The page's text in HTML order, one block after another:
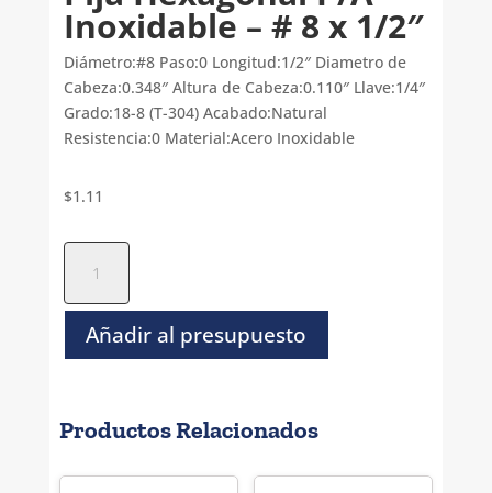
Inoxidable – # 8 x 1/2″
Diámetro:#8 Paso:0 Longitud:1/2″ Diametro de
Cabeza:0.348″ Altura de Cabeza:0.110″ Llave:1/4″
Grado:18-8 (T-304) Acabado:Natural
Resistencia:0 Material:Acero Inoxidable
$1.11
Hexagonal
P/A
Inoxidable
-
x
cantidad
Añadir al presupuesto
Productos Relacionados